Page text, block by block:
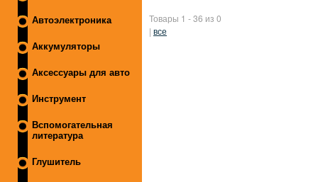
Автоэлектроника
Аккумуляторы
Аксессуары для авто
Инструмент
Вспомогательная
литература
Глушитель
Товары 1 - 36 из 0
| все